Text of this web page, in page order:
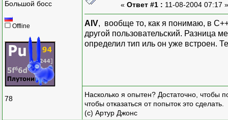
Большой босс
Offline
78
« Ответ #1 : 11-08-2004 07:17
AIV, вообще то, как я понимаю, в
другой пользовательский. Разница
определил тип иль он уже встроен.
Насколько я опытен? Достаточно, чтобы
чтобы отказаться от попыток это сделать.
(с) Артур Джонс